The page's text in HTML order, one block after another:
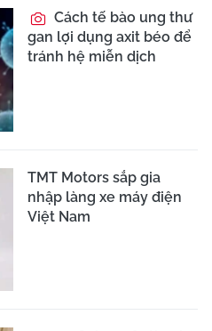
Cách tế bào ung thư
gan lợi dụng axit béo để
tránh hệ miễn dịch
TMT Motors sắp gia
nhập làng xe máy điện
Việt Nam